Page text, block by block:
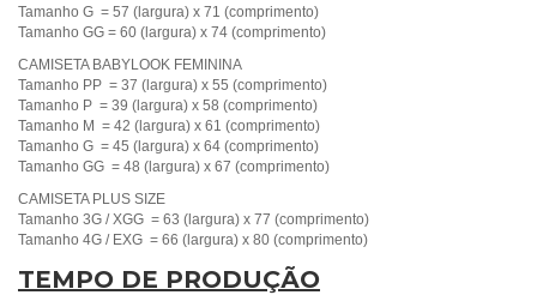
Tamanho G = 57 (largura) x 71 (comprimento)
Tamanho GG = 60 (largura) x 74 (comprimento)
CAMISETA BABYLOOK FEMININA
Tamanho PP = 37 (largura) x 55 (comprimento)
Tamanho P = 39 (largura) x 58 (comprimento)
Tamanho M = 42 (largura) x 61 (comprimento)
Tamanho G = 45 (largura) x 64 (comprimento)
Tamanho GG = 48 (largura) x 67 (comprimento)
CAMISETA PLUS SIZE
Tamanho 3G / XGG = 63 (largura) x 77 (comprimento)
Tamanho 4G / EXG = 66 (largura) x 80 (comprimento)
TEMPO DE PRODUÇÃO